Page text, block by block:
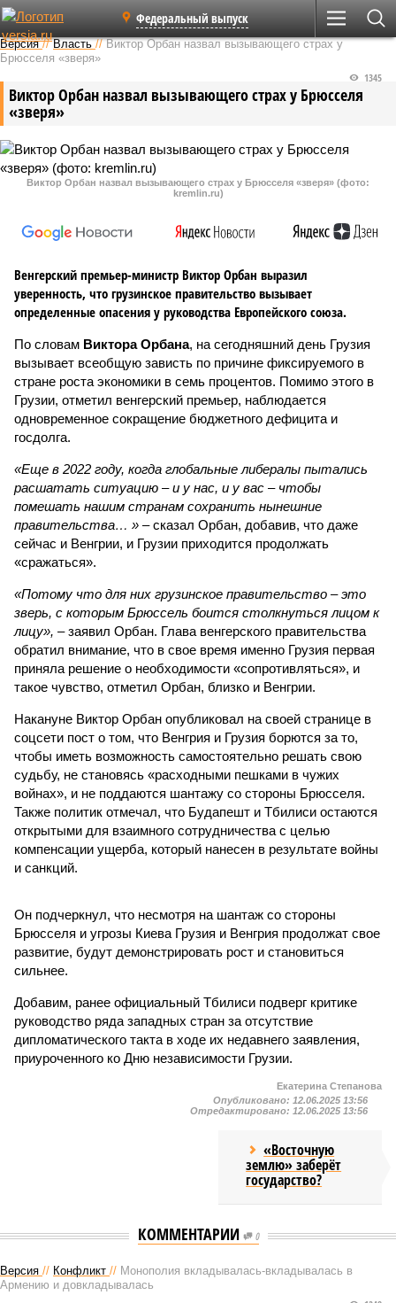
Федеральный выпуск
Версия //Власть //Виктор Орбан назвал вызывающего страх у
Брюсселя «зверя»
Виктор Орбан назвал вызывающего страх у Брюсселя
«зверя»
1345
Виктор Орбан назвал вызывающего страх у Брюсселя «зверя» (фото:
kremlin.ru)
Венгерский премьер-министр Виктор Орбан выразил
уверенность, что грузинское правительство вызывает
определенные опасения у руководства Европейского союза.
По словам Виктора Орбана, на сегодняшний день Грузия
вызывает всеобщую зависть по причине фиксируемого в
стране роста экономики в семь процентов. Помимо этого в
Грузии, отметил венгерский премьер, наблюдается
одновременное сокращение бюджетного дефицита и
госдолга.
«Еще в 2022 году, когда глобальные либералы пытались
расшатать ситуацию – и у нас, и у вас – чтобы
помешать нашим странам сохранить нынешние
правительства… » – сказал Орбан, добавив, что даже
сейчас и Венгрии, и Грузии приходится продолжать
«сражаться».
«Потому что для них грузинское правительство – это
зверь, с которым Брюссель боится столкнуться лицом к
лицу», – заявил Орбан. Глава венгерского правительства
обратил внимание, что в свое время именно Грузия первая
приняла решение о необходимости «сопротивляться», и
такое чувство, отметил Орбан, близко и Венгрии.
Накануне Виктор Орбан опубликовал на своей странице в
соцсети пост о том, что Венгрия и Грузия борются за то,
чтобы иметь возможность самостоятельно решать свою
судьбу, не становясь «расходными пешками в чужих
войнах», и не поддаются шантажу со стороны Брюсселя.
Также политик отмечал, что Будапешт и Тбилиси остаются
открытыми для взаимного сотрудничества с целью
компенсации ущерба, который нанесен в результате войны
и санкций.
Он подчеркнул, что несмотря на шантаж со стороны
Брюсселя и угрозы Киева Грузия и Венгрия продолжат свое
развитие, будут демонстрировать рост и становиться
сильнее.
Добавим, ранее официальный Тбилиси подверг критике
руководство ряда западных стран за отсутствие
дипломатического такта в ходе их недавнего заявления,
приуроченного ко Дню независимости Грузии.
Екатерина Степанова
Опубликовано: 12.06.2025 13:56
Отредактировано: 12.06.2025 13:56
«Восточную
землю» заберёт
государство?
КОММЕНТАРИИ 0
Версия // Конфликт // Монополия вкладывалась-вкладывалась в
Армению и довкладывалась